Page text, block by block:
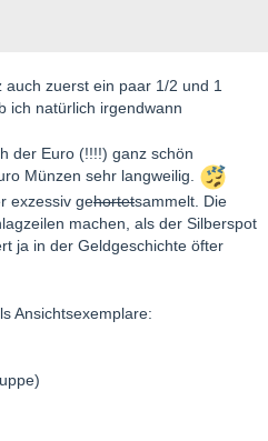
zuerst ein paar 1/2 und 1
ich natürlich irgendwann
der Euro (!!!!) ganz schön
Münzen sehr langweilig.
exzessiv gehortetsammelt. Die
machen, als der Silberspot
ja in der Geldgeschichte öfter
Ansichtsexemplare: